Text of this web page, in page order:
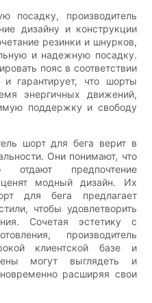
посадку, производитель
дизайну и конструкции
резинки и шнурков,
и надежную посадку.
пояс в соответствии
гарантирует, что шорты
энергичных движений,
поддержку и свободу
шорт для бега верит в
Они понимают, что
предпочтение
модный дизайн. Их
для бега предлагает
чтобы удовлетворить
Сочетая эстетику с
производитель
клиентской базе и
могут выглядеть и
расширяя свои